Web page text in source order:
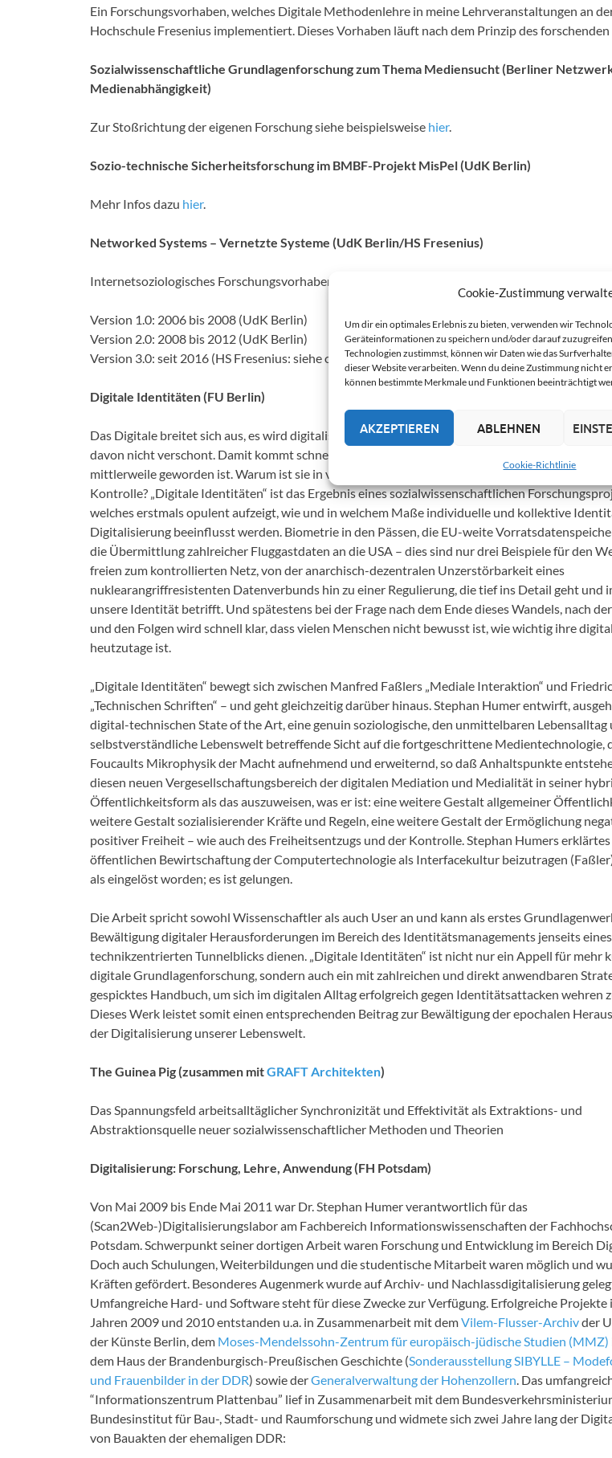
Cookie-Zustimmung
Um dir ein optimales Erlebnis zu bieten, verwenden wir
Geräteinformationen zu speichern und/oder darauf
Technologien zustimmst, können wir Daten wie das
dieser Website verarbeiten. Wenn du deine Zustimmung nicht
können bestimmte Merkmale und Funktionen beeinträchtigt
AKZEPTIEREN ABLEHNEN
Cookie-Richtlinie
Ein Forschungsvorhaben, welches Digitale Methodenlehre in meine Lehrveranstaltungen an
Hochschule Fresenius implementiert. Dieses Vorhaben läuft nach dem Prinzip des forschenden
Sozialwissenschaftliche Grundlagenforschung zum Thema Mediensucht (Berliner
Medienabhängigkeit)
Zur Stoßrichtung der eigenen Forschung siehe beispielsweise hier.
Sozio-technische Sicherheitsforschung im BMBF-Projekt MisPel (UdK Berlin)
Mehr Infos dazu hier.
Networked Systems – Vernetzte Systeme (UdK Berlin/HS Fresenius)
Internetsoziologisches Forschungsvorhaben zur Analyse der Digitalisierung unserer
Version 1.0: 2006 bis 2008 (UdK Berlin)
Version 2.0: 2008 bis 2012 (UdK Berlin)
Version 3.0: seit 2016 (HS Fresenius: siehe oben)
Digitale Identitäten (FU Berlin)
Das Digitale breitet sich aus, es wird digitalisiert, was digitalisierbar ist – auch die eigene
davon nicht verschont. Damit kommt schnell die übergeordnete Frage auf, wie digital unsere
mittlerweile geworden ist. Warum ist sie in vielen Bereichen überhaupt digital geworden? Und
Kontrolle? „Digitale Identitäten“ ist das Ergebnis eines sozialwissenschaftlichen
welches erstmals opulent aufzeigt, wie und in welchem Maße individuelle und kollektive
Digitalisierung beeinflusst werden. Biometrie in den Pässen, die EU-weite
die Übermittlung zahlreicher Fluggastdaten an die USA – dies sind nur drei Beispiele für den
freien zum kontrollierten Netz, von der anarchisch-dezentralen Unzerstörbarkeit eines
nuklearangriffresistenten Datenverbunds hin zu einer Regulierung, die tief ins Detail geht und
unsere Identität betrifft. Und spätestens bei der Frage nach dem Ende dieses Wandels, nach
und den Folgen wird schnell klar, dass vielen Menschen nicht bewusst ist, wie wichtig ihre
heutzutage ist.
„Digitale Identitäten“ bewegt sich zwischen Manfred Faßlers „Mediale Interaktion“ und
„Technischen Schriften“ – und geht gleichzeitig darüber hinaus. Stephan Humer entwirft,
digital-technischen State of the Art, eine genuin soziologische, den unmittelbaren Lebensalltag
selbstverständliche Lebenswelt betreffende Sicht auf die fortgeschrittene Medientechnologie,
Foucaults Mikrophysik der Macht aufnehmend und erweiternd, so daß Anhaltspunkte
diesen neuen Vergesellschaftungsbereich der digitalen Mediation und Medialität in seiner
Öffentlichkeitsform als das auszuweisen, was er ist: eine weitere Gestalt allgemeiner
weitere Gestalt sozialisierender Kräfte und Regeln, eine weitere Gestalt der Ermöglichung
positiver Freiheit – wie auch des Freiheitsentzugs und der Kontrolle. Stephan Humers
öffentlichen Bewirtschaftung der Computertechnologie als Interfacekultur beizutragen
als eingelöst worden; es ist gelungen.
Die Arbeit spricht sowohl Wissenschaftler als auch User an und kann als erstes
Bewältigung digitaler Herausforderungen im Bereich des Identitätsmanagements jenseits eines
technikzentrierten Tunnelblicks dienen. „Digitale Identitäten“ ist nicht nur ein Appell für mehr
digitale Grundlagenforschung, sondern auch ein mit zahlreichen und direkt anwendbaren
gespicktes Handbuch, um sich im digitalen Alltag erfolgreich gegen Identitätsattacken wehren
Dieses Werk leistet somit einen entsprechenden Beitrag zur Bewältigung der epochalen
der Digitalisierung unserer Lebenswelt.
The Guinea Pig (zusammen mitGRAFT Architekten)
Das Spannungsfeld arbeitsalltäglicher Synchronizität und Effektivität als Extraktions- und
Abstraktionsquelle neuer sozialwissenschaftlicher Methoden und Theorien
Digitalisierung: Forschung, Lehre, Anwendung (FH Potsdam)
Von Mai 2009 bis Ende Mai 2011 war Dr. Stephan Humer verantwortlich für das
(Scan2Web-)Digitalisierungslabor am Fachbereich Informationswissenschaften der
Potsdam. Schwerpunkt seiner dortigen Arbeit waren Forschung und Entwicklung im Bereich
Doch auch Schulungen, Weiterbildungen und die studentische Mitarbeit waren möglich und
Kräften gefördert. Besonderes Augenmerk wurde auf Archiv- und Nachlassdigitalisierung
Umfangreiche Hard- und Software steht für diese Zwecke zur Verfügung. Erfolgreiche Projekte
Jahren 2009 und 2010 entstanden u.a. in Zusammenarbeit mit demVilem-Flusser-Archivder
der Künste Berlin, dem Moses-Mendelssohn-Zentrum für europäisch-jüdische Studien (MMZ)
dem Haus der Brandenburgisch-Preußischen Geschichte (Sonderausstellung SIBYLLE –
und Frauenbilder in der DDR) sowie derGeneralverwaltung der Hohenzollern. Das
“Informationszentrum Plattenbau” lief in Zusammenarbeit mit dem
Bundesinstitut für Bau-, Stadt- und Raumforschung und widmete sich zwei Jahre lang der
von Bauakten der ehemaligen DDR: